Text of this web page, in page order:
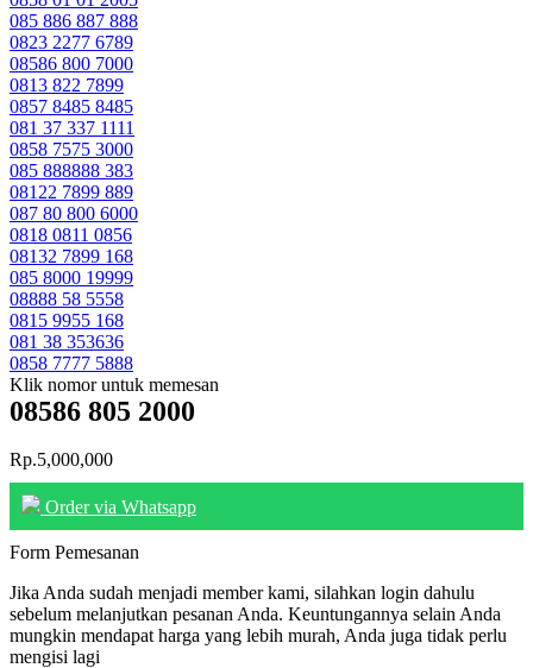
085 886 887 888
0823 2277 6789
08586 800 7000
0813 822 7899
0857 8485 8485
081 37 337 1111
0858 7575 3000
085 888888 383
08122 7899 889
087 80 800 6000
0818 0811 0856
08132 7899 168
085 8000 19999
08888 58 5558
0815 9955 168
081 38 353636
0858 7777 5888
Klik nomor untuk memesan
08586 805 2000
Rp.5,000,000
Order via Whatsapp
Form Pemesanan
Jika Anda sudah menjadi member kami, silahkan login dahulu
sebelum melanjutkan pesanan Anda. Keuntungannya selain Anda
mungkin mendapat harga yang lebih murah, Anda juga tidak perlu
mengisi lagi